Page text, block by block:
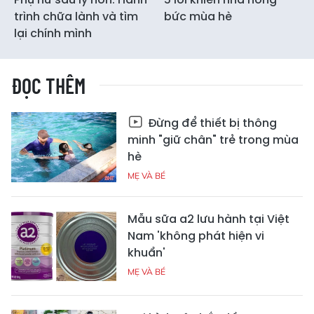
trình chữa lành và tìm
lại chính mình
bức mùa hè
ĐỌC THÊM
Đừng để thiết bị thông
minh "giữ chân" trẻ trong mùa
hè
MẸ VÀ BÉ
Mẫu sữa a2 lưu hành tại Việt
Nam 'không phát hiện vi
khuẩn'
MẸ VÀ BÉ